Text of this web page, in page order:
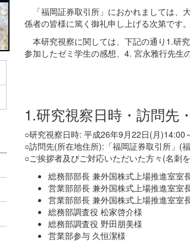
「福岡証券取引所」におかれましては、
係者の皆様に篤く御礼申し上げる次第です。
本研究視察に関しては、下記の通り1.研
参加したゼミ学生の感想、4. 宮永雅行先生
1.研究視察日時・訪問先
○研究視察日時: 平成26年9月22日(月)14:00
○訪問先(所在地住所):「福岡証券取引所」(
○ご挨拶者及びご対応いただいた方々(名刺
総務部部長 兼外国株式上場推進室
営業部部長 兼外国株式上場推進室
営業部部長 兼外国株式上場推進室
総務部調査役 松家啓介様
総務部調査役 野田朋美様
営業部参与 久恒潔様